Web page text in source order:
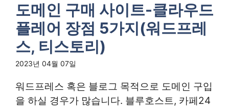
도메인 구매 사이트-클라우드
플레어 장점 5가지(워드프레
스, 티스토리)
2023년 04월 07일
워드프레스 혹은 블로그 목적으로 도메인 구입
을 하실 경우가 많습니다. 블루호스트, 카페24